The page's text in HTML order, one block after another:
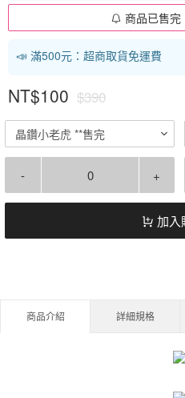
商品已售完
📣 滿500元：超商取貨免運費
NT$100 $390
晶鑽小老虎 **售完
- +
加入
商品介紹 詳細規格